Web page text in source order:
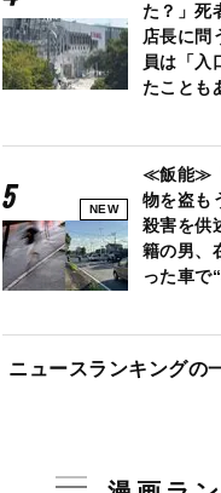
た？」死
店長に問
員は「入
たことも
NEW
≪飯能≫
物を盗も
殺害を供
籍の男、
った車で
ニュースランキングの